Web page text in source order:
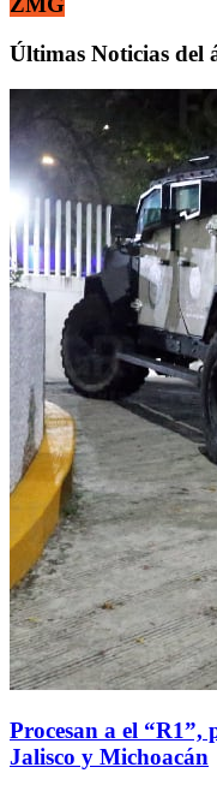
Últimas Noticias del
Procesan a el
Jalisco y Michoacán